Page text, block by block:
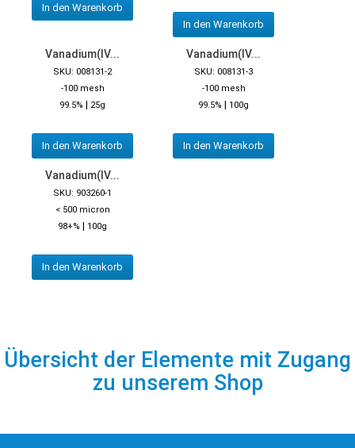
In den Warenkorb
In den Warenkorb
Vanadium(IV...
SKU: 008131-2
-100 mesh
99.5% | 25g
In den Warenkorb
Vanadium(IV...
SKU: 008131-3
-100 mesh
99.5% | 100g
In den Warenkorb
Vanadium(IV...
SKU: 903260-1
< 500 micron
98+% | 100g
In den Warenkorb
Übersicht der Elemente mit Zugang
zu unserem Shop